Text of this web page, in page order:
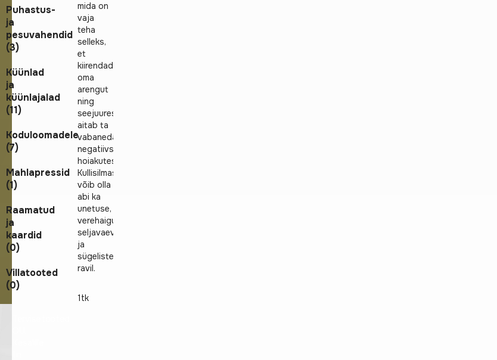
mida on
vaja
teha
selleks,
et
kiirendada
oma
arengut
ning
seejuures
aitab ta
vabaneda
negatiivsetest
hoiakutest.
Kullisilmast
võib olla
abi ka
unetuse,
verehaiguste,
seljavaevuste
ja
sügeliste
ravil.
1tk
Puhastus-
ja
pesuvahendid
(3)
Küünlad
ja
küünlajalad
(11)
Koduloomadele
(7)
Mahlapressid
(1)
Raamatud
ja
kaardid
(0)
Villatooted
(0)